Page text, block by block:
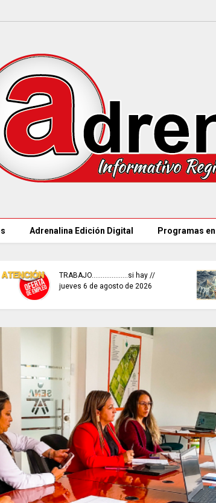
Adrenalina Edición Digital Programas
TRABAJO....................si hay //
jueves 6 de agosto de 2026